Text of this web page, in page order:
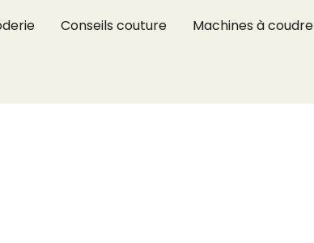
Conseils couture Machines à coudre